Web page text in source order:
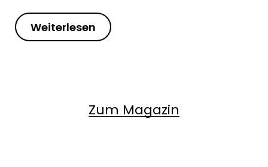
Weiterlesen
Zum Magazin